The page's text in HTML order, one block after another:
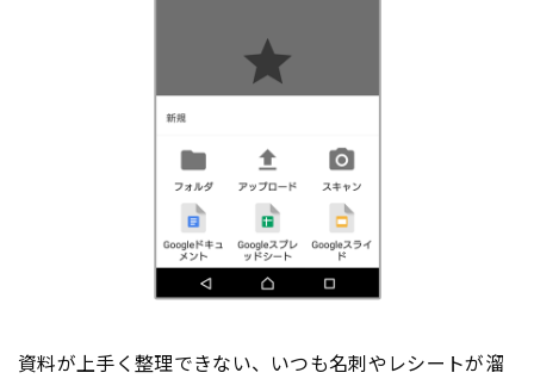
資料が上手く整理できない、いつも名刺やレシートが溜